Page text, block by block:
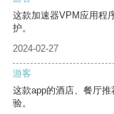
这款加速器VPM应用程
护。
2024-02-27
游客
这款app的酒店、餐厅
验。